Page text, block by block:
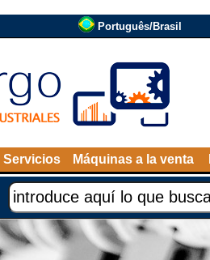
Português/Brasil
Servicios Máquinas a la venta